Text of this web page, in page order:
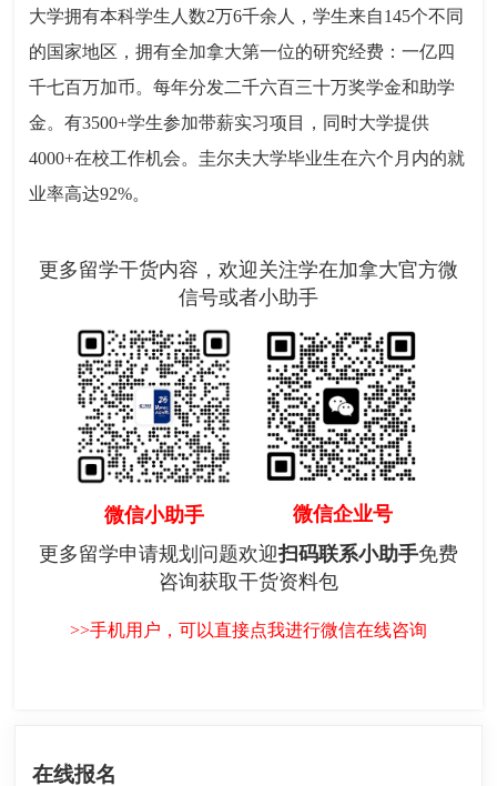
大学拥有本科学生人数2万6千余人，学生来自145个不同
的国家地区，拥有全加拿大第一位的研究经费：一亿四
千七百万加币。每年分发二千六百三十万奖学金和助学
金。有3500+学生参加带薪实习项目，同时大学提供
4000+在校工作机会。圭尔夫大学毕业生在六个月内的就
业率高达92%。
更多留学干货内容，欢迎关注学在加拿大官方微
信号或者小助手
微信小助手
微信企业号
更多留学申请规划问题欢迎扫码联系小助手免费
咨询获取干货资料包
>>手机用户，可以直接点我进行微信在线咨询
在线报名